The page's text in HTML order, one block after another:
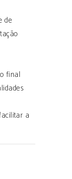
de
final
a